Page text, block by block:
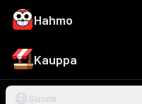
Hahmo
Kauppa
Suomi